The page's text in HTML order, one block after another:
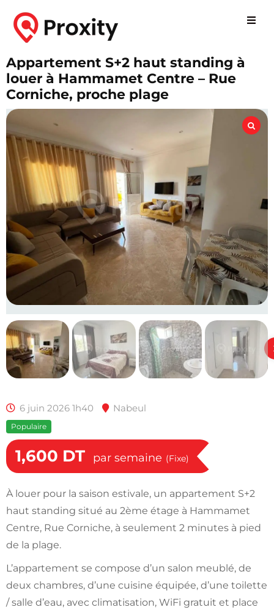
Appartement S+2 haut standing à
louer à Hammamet Centre – Rue
Corniche, proche plage
6 juin 2026 1h40 Nabeul
Populaire
1,600 DT par semaine (Fixe)
À louer pour la saison estivale, un appartement S+2
haut standing situé au 2ème étage à Hammamet
Centre, Rue Corniche, à seulement 2 minutes à pied
de la plage.
L’appartement se compose d’un salon meublé, de
deux chambres, d’une cuisine équipée, d’une toilette
/ salle d’eau, avec climatisation, WiFi gratuit et place